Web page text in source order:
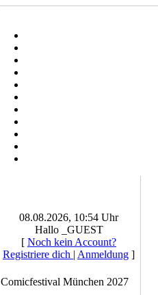
08.08.2026, 10:54 Uhr
Hallo _GUEST
[ Noch kein Account?
Registriere dich | Anmeldung ]
Comicfestival München 2027